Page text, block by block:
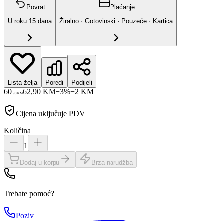
Povrat
U roku 15 dana
Plaćanje
Žiralno · Gotovinski · Pouzeće · Kartica
Lista želja Poredi Podijeli
60 90KM62,90 KM−3%−2 KM
Cijena uključuje PDV
Količina
1
Dodaj u korpu Brza narudžba
Trebate pomoć?
Poziv